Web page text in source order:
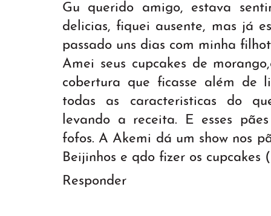
Gu querido amigo, estava
delicias, fiquei ausente, mas já
passado uns dias com minha
Amei seus cupcakes de
cobertura que ficasse além de
todas as caracteristicas do
levando a receita. E esses
fofos. A Akemi dá um show nos
Beijinhos e qdo fizer os cupcakes
Responder